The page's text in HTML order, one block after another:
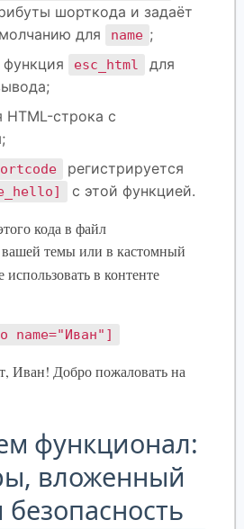
шорткода и задаёт
для
name ;
функция
esc_html
для
HTML-строка с
регистрируется
с этой функцией.
кода в файл
вашей темы или в кастомный
в контенте
name="Иван"]
Иван! Добро пожаловать на
функционал:
вложенный
безопасность